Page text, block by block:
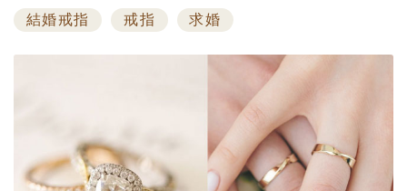
結婚戒指 戒指 求婚